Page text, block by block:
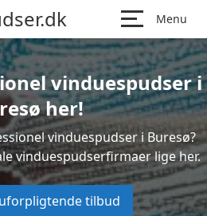
Menu
vinduespudser i
her!
vinduespudser i Buresø?
vinduespudserfirmaer lige her.
tilbud